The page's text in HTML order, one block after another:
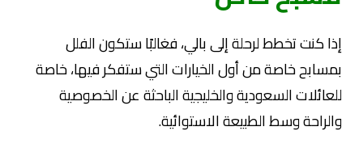
إذا كنت تخطط لرحلة إلىبالي، فغالبًا ستكون الفلل
بمسابح خاصة من أول الخيارات التي ستفكر فيها، خاصة
للعائلات السعودية والخليجية الباحثة عن الخصوصية
والراحة وسط الطبيعة الاستوائية.